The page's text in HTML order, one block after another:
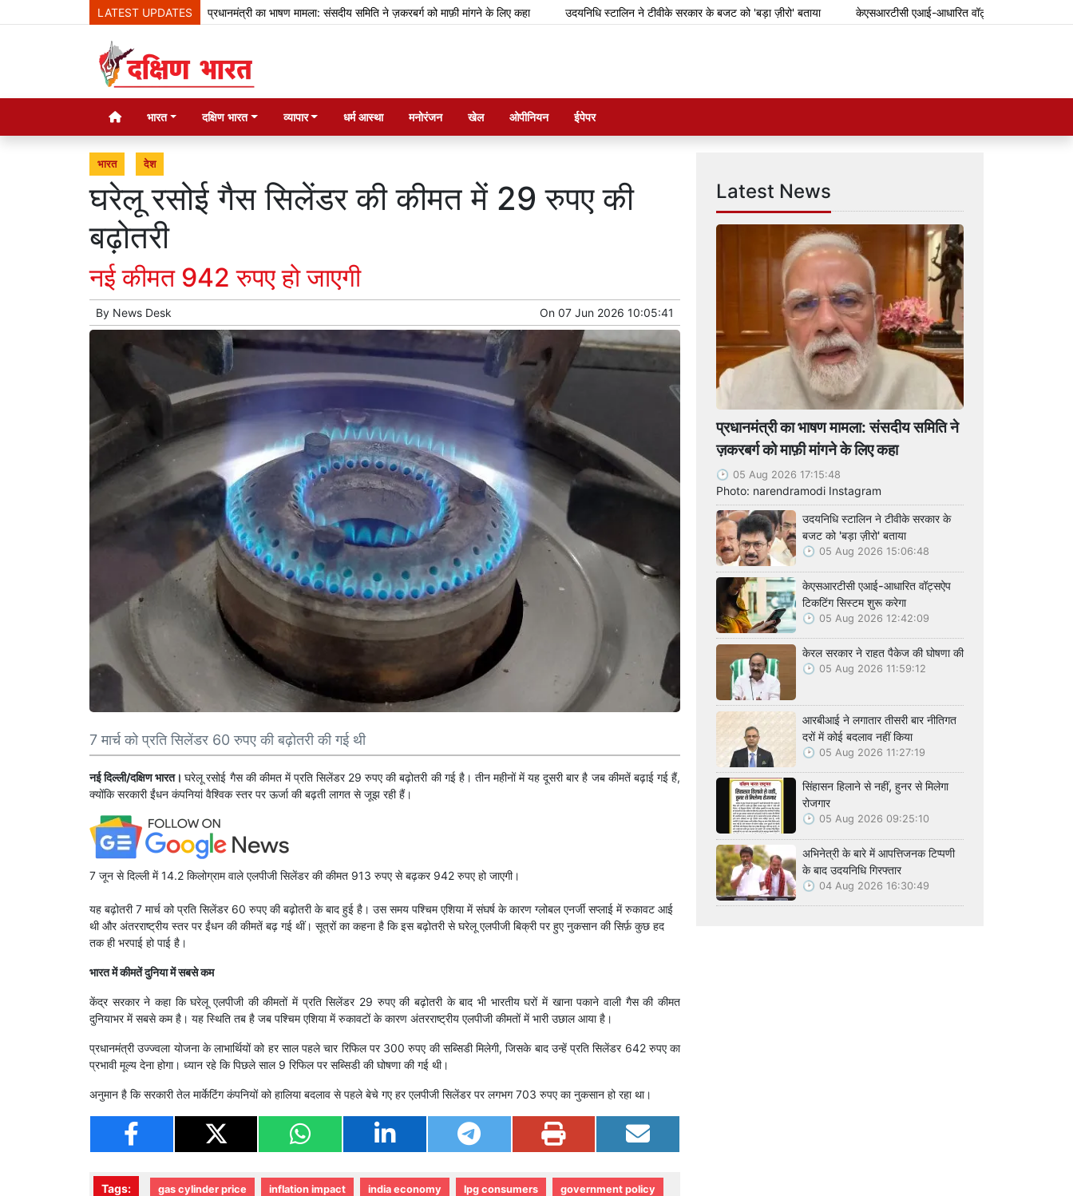
LATEST UPDATESप्रधानमंत्री का भाषण मामला: संसदीय समिति ने ज़करबर्ग को माफ़ी मांगने के लिए कहा उदयनिधि स्टालिन ने टीवीके सरकार के बजट को 'बड़ा ज़ीरो' बताया केएसआरटीसी एआई-आधारित वॉट्सऐप टिकटिंग सिस्टम शुरू करेगा
भारत दक्षिण भारत व्यापार धर्म आस्था मनोरंजन खेल ओपीनियन ईपेपर
भारत देश
घरेलू रसोई गैस सिलेंडर की कीमत में 29 रुपए की
बढ़ोतरी
नई कीमत 942 रुपए हो जाएगी
By News Desk On 07 Jun 2026 10:05:41
7 मार्च को प्रति सिलेंडर 60 रुपए की बढ़ोतरी की गई थी
नई दिल्ली/दक्षिण भारत।घरेलू रसोई गैस की कीमत में प्रति सिलेंडर 29 रुपए की बढ़ोतरी की गई है। तीन महीनों में यह दूसरी बार है जब कीमतें बढ़ाई गई हैं,
क्योंकि सरकारी ईंधन कंपनियां वैश्विक स्तर पर ऊर्जा की बढ़ती लागत से जूझ रही हैं।
7 जून से दिल्ली में 14.2 किलोग्राम वाले एलपीजी सिलेंडर की कीमत 913 रुपए से बढ़कर 942 रुपए हो जाएगी।
यह बढ़ोतरी 7 मार्च को प्रति सिलेंडर 60 रुपए की बढ़ोतरी के बाद हुई है। उस समय पश्चिम एशिया में संघर्ष के कारण ग्लोबल एनर्जी सप्लाई में रुकावट आई
थी और अंतरराष्ट्रीय स्तर पर ईंधन की कीमतें बढ़ गई थीं। सूत्रों का कहना है कि इस बढ़ोतरी से घरेलू एलपीजी बिक्री पर हुए नुकसान की सिर्फ़ कुछ हद
तक ही भरपाई हो पाई है।
भारत में कीमतें दुनिया में सबसे कम
केंद्र सरकार ने कहा कि घरेलू एलपीजी की कीमतों में प्रति सिलेंडर 29 रुपए की बढ़ोतरी के बाद भी भारतीय घरों में खाना पकाने वाली गैस की कीमत
दुनियाभर में सबसे कम है। यह स्थिति तब है जब पश्चिम एशिया में रुकावटों के कारण अंतरराष्ट्रीय एलपीजी कीमतों में भारी उछाल आया है।
प्रधानमंत्री उज्ज्वला योजना के लाभार्थियों को हर साल पहले चार रिफिल पर 300 रुपए की सब्सिडी मिलेगी, जिसके बाद उन्हें प्रति सिलेंडर 642 रुपए का
प्रभावी मूल्य देना होगा। ध्यान रहे कि पिछले साल 9 रिफिल पर सब्सिडी की घोषणा की गई थी।
अनुमान है कि सरकारी तेल मार्केटिंग कंपनियों को हालिया बदलाव से पहले बेचे गए हर एलपीजी सिलेंडर पर लगभग 703 रुपए का नुकसान हो रहा था।
Tags: gas cylinder price inflation impact india economy lpg consumers
government policy
Latest News
प्रधानमंत्री का भाषण मामला: संसदीय समिति ने
ज़करबर्ग को माफ़ी मांगने के लिए कहा
05 Aug 2026 17:15:48
Photo: narendramodi Instagram
उदयनिधि स्टालिन ने टीवीके सरकार के
बजट को 'बड़ा ज़ीरो' बताया
05 Aug 2026 15:06:48
केएसआरटीसी एआई-आधारित वॉट्सऐप
टिकटिंग सिस्टम शुरू करेगा
05 Aug 2026 12:42:09
केरल सरकार ने राहत पैकेज की घोषणा की
05 Aug 2026 11:59:12
आरबीआई ने लगातार तीसरी बार नीतिगत
दरों में कोई बदलाव नहीं किया
05 Aug 2026 11:27:19
सिंहासन हिलाने से नहीं, हुनर से मिलेगा
रोजगार
05 Aug 2026 09:25:10
अभिनेत्री के बारे में आपत्तिजनक टिप्पणी
के बाद उदयनिधि गिरफ्तार
04 Aug 2026 16:30:49